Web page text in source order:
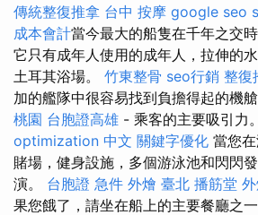
傳統整復推拿 台中 按摩 google seo
成本會計當今最大的船隻在千年之交
它只有成年人使用的成年人，拉伸的
土耳其浴場。 竹東整骨 seo行銷 整復
加的艦隊中很容易找到負擔得起的機艙
桃園 台胞證高雄 - 乘客的主要吸引力。
optimization 中文 關鍵字優化 當您
賭場，健身設施，多個游泳池和閃閃
演。 台胞證 急件 外燴 臺北 播筋堂
果您餓了，請坐在船上的主要餐廳之